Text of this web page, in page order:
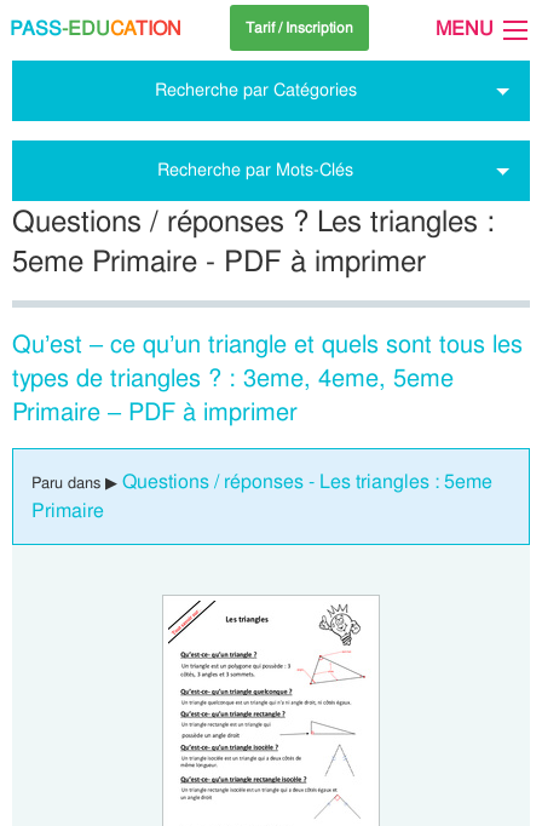
PASS-EDUCATION Tarif / Inscription MENU
Recherche par Catégories
Recherche par Mots-Clés
Questions / réponses ? Les triangles :
5eme Primaire - PDF à imprimer
Qu’est – ce qu’un triangle et quels sont tous les
types de triangles ? : 3eme, 4eme, 5eme
Primaire – PDF à imprimer
Paru dans ▶ Questions / réponses - Les triangles : 5eme
Primaire